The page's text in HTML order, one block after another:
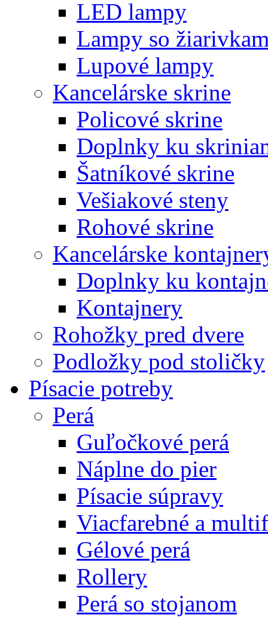
LED lampy
Lampy so
Lupové lampy
Kancelárske skrine
Policové skrine
Doplnky ku
Šatníkové skrine
Vešiakové steny
Rohové skrine
Kancelárske
Doplnky ku
Kontajnery
Rohožky pred dvere
Podložky pod stoličky
Písacie potreby
Perá
Guľočkové perá
Náplne do pier
Písacie súpravy
Viacfarebné a
Gélové perá
Rollery
Perá so stojanom